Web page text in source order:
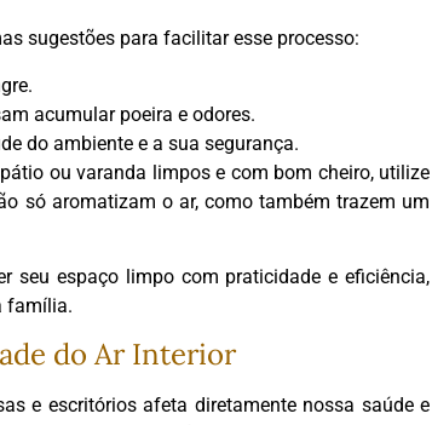
sugestões para facilitar esse processo:
acumular poeira e odores.
do ambiente e a sua segurança.
ou varanda limpos e com bom cheiro, utilize
só aromatizam o ar, como também trazem um
seu espaço limpo com praticidade e eficiência,
família.
do Ar Interior
e escritórios afeta diretamente nossa saúde e